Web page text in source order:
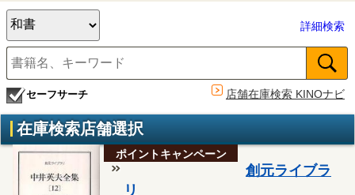
詳細検索
セーフサーチ 店舗在庫検索 KINOナビ
在庫検索店舗選択
ポイントキャンペーン
創元ライブラ
リ